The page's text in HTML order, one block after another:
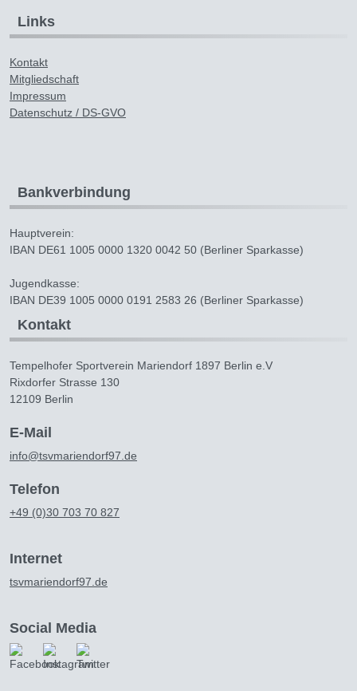
Links
Kontakt
Mitgliedschaft
Impressum
Datenschutz / DS-GVO
Bankverbindung
Hauptverein:
IBAN DE61 1005 0000 1320 0042 50 (Berliner Sparkasse)
Jugendkasse:
IBAN DE39 1005 0000 0191 2583 26 (Berliner Sparkasse)
Kontakt
Tempelhofer Sportverein Mariendorf 1897 Berlin e.V
Rixdorfer Strasse 130
12109 Berlin
E-Mail
info@tsvmariendorf97.de
Telefon
+49 (0)30 703 70 827
Internet
tsvmariendorf97.de
Social Media